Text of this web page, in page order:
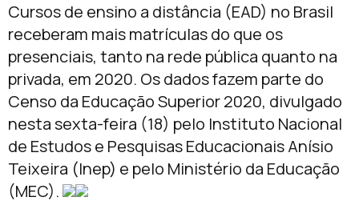
Cursos de ensino a distância (EAD) no Brasil
receberam mais matrículas do que os
presenciais, tanto na rede pública quanto na
privada, em 2020. Os dados fazem parte do
Censo da Educação Superior 2020, divulgado
nesta sexta-feira (18) pelo Instituto Nacional
de Estudos e Pesquisas Educacionais Anísio
Teixeira (Inep) e pelo Ministério da Educação
(MEC).